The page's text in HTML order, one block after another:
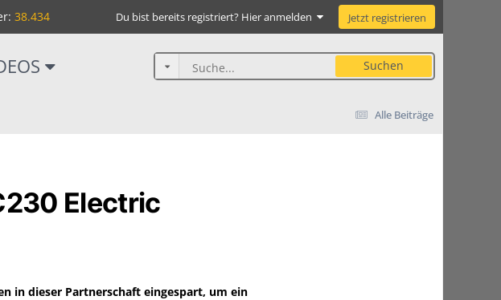
38.434 Du bist bereits registriert? Hier anmelden Jetzt registrieren
Suchen
Alle Beiträge
Electric
in dieser Partnerschaft eingespart, um ein